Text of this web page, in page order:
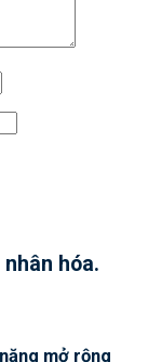
hóa.
mở rộng